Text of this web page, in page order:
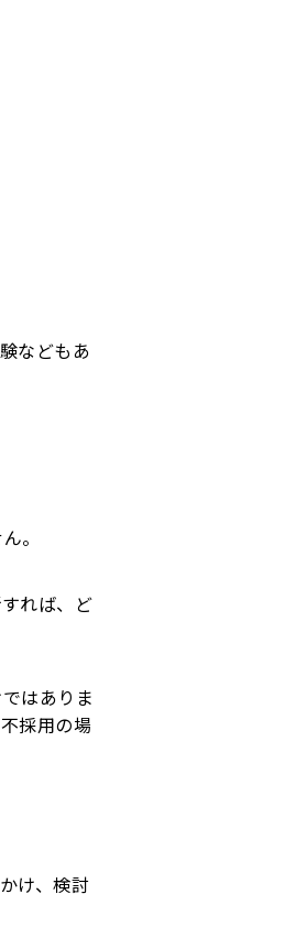
などもあ
。
れば、ど
はありま
採用の場
け、検討